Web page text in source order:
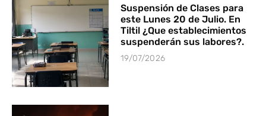
Suspensión de Clases para
este Lunes 20 de Julio. En
Tiltil ¿Que establecimientos
suspenderán sus labores?.
19/07/2026